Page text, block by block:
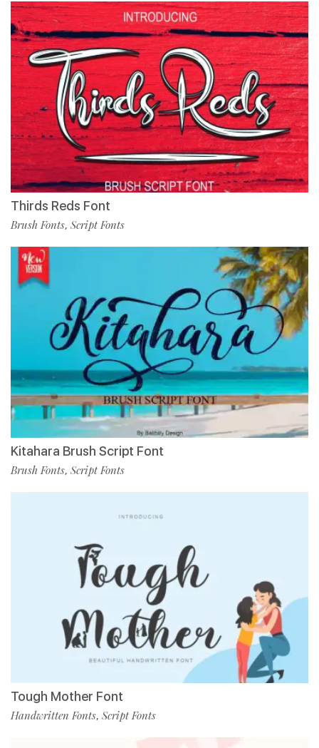
Thirds Reds Font
Brush Fonts, Script Fonts
Kitahara Brush Script Font
Brush Fonts, Script Fonts
Tough Mother Font
Handwritten Fonts, Script Fonts